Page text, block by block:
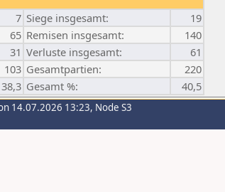
7 Siege insgesamt:
19
65 Remisen insgesamt:
140
31 Verluste insgesamt:
61
103 Gesamtpartien:
220
38,3 Gesamt %: 40,5
14.07.2026 13:23, Node S3